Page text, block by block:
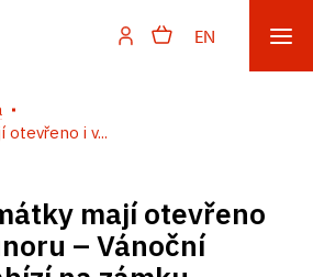
EN
i v...
mají otevřeno
– Vánoční